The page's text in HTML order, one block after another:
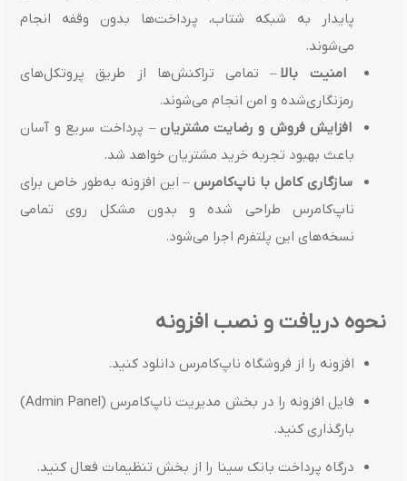
پایدار به شبکه شتاب، پرداخت‌ها بدون وقفه انجام
می‌شوند.
امنیت بالا– تمامی تراکنش‌ها از طریق پروتکل‌های
رمزنگاری‌شده و امن انجام می‌شوند.
افزایش فروش و رضایت مشتریان – پرداخت سریع و آسان
باعث بهبود تجربه خرید مشتریان خواهد شد.
سازگاری کامل با ناپ‌کامرس – این افزونه به‌طور خاص برای
ناپ‌کامرس طراحی شده و بدون مشکل روی تمامی
نسخه‌های این پلتفرم اجرا می‌شود.
نحوه دریافت و نصب افزونه
افزونه را از فروشگاه ناپ‌کامرس دانلود کنید.
فایل افزونه را در بخش مدیریت ناپ‌کامرس (Admin Panel)
بارگذاری کنید.
درگاه پرداخت بانک سینا را از بخش تنظیمات فعال کنید.